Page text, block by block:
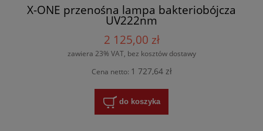
X-ONE przenośna lampa bakteriobójcza
UV222nm
2 125,00 zł
zawiera 23% VAT, bez kosztów dostawy
Cena netto: 1 727,64 zł
do koszyka